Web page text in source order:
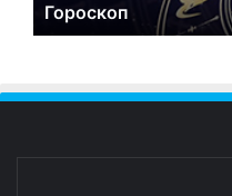
Гороскоп